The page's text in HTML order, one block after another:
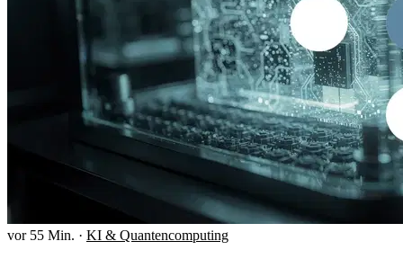
vor 55 Min. · KI & Quantencomputing